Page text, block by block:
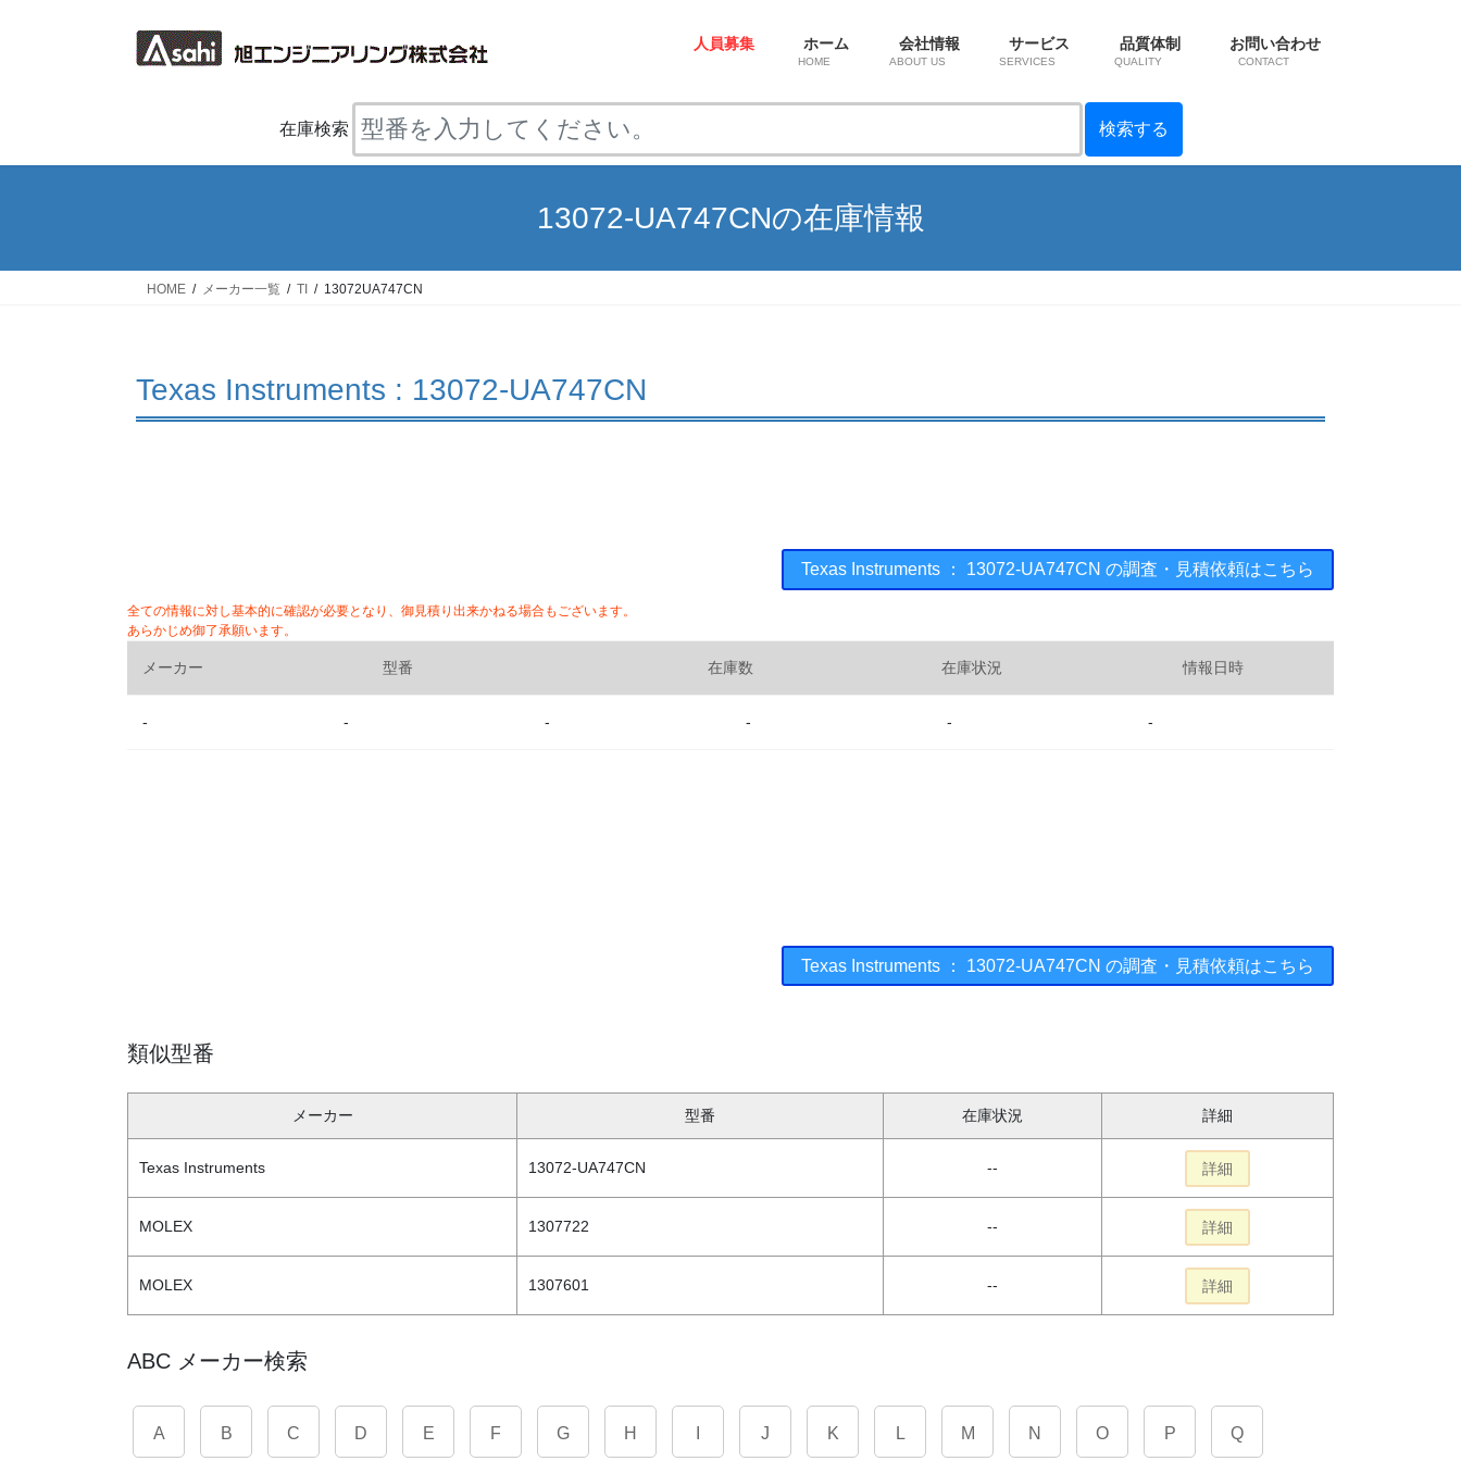
ス
ン
人員募集 ホーム
HOME
会社情報
ABOUT US
サービス
SERVICES
品質体制
QUALITY
お問い合わせ
CONTACT
在庫検索
13072-UA747CNの在庫情報
HOME メーカー一覧 TI 13072UA747CN
Texas Instruments : 13072-UA747CN
Texas Instruments ： 13072-UA747CN の調査・見積依頼はこちら
全ての情報に対し基本的に確認が必要となり、御見積り出来かねる場合もございます。
あらかじめ御了承願います。
メーカー 型番 在庫数 在庫状況 情報日時
- - - - - -
Texas Instruments ： 13072-UA747CN の調査・見積依頼はこちら
類似型番
メーカー 型番 在庫状況 詳細
Texas Instruments 13072-UA747CN -- 詳細
MOLEX 1307722 -- 詳細
MOLEX 1307601 -- 詳細
ABC メーカー検索
A B C D E F G H J K L M N O P Q